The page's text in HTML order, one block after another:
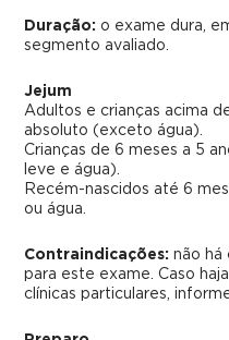
Duração: o exame dura,
segmento avaliado.
Jejum
Adultos e crianças acima
absoluto (exceto água).
Crianças de 6 meses a 5
leve e água).
Recém-nascidos até 6
ou água.
Contraindicações: não há
para este exame. Caso
clínicas particulares,